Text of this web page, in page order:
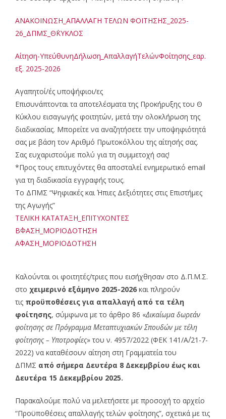
ΑΝΑΚΟΙΝΩΣΗ_ΑΠΑΛΛΑΓΗ ΤΕΛΩΝ ΦΟΙΤΗΣΗΣ_2025-
26_ΔΠΜΣ_Θ΄ΚΥΚΛΟΣ
Αίτηση-ΥπεύθυνηΔήλωση_ΑπαλλαγήΤελώνΦοίτησης_εαρ.
εξ. 2025-2026
Αγαπητοί/ές υποψήφιοι/ες
Επισυνάπτονται τα αποτελέσματα της Προκήρυξης του Θ
Κύκλου εισαγωγής φοιτητών, μετά την ολοκλήρωση της
διαδικασίας. Μπορείτε να αναζητήσετε την υποψηφιότητά
σας με βάση τον Αριθμό Πρωτοκόλλου της αίτησής σας.
Σας ευχαριστούμε πολύ για τη συμμετοχή σας!
*Προς τους επιτυχόντες θα αποσταλεί ενημερωτικό email
για τη διαδικασία εγγραφής τους.
Το ΔΠΜΣ “Ψηφιακές και Ήπιες Δεξιότητες στις Επιστήμες
της Αγωγής”
ΤΕΛΙΚΗ ΚΑΤΑΤΑΞΗ_ΕΠΙΤΥΧΟΝΤΕΣ
Β΄ΦΑΣΗ_ΜΟΡΙΟΔΟΤΗΣΗ
Α΄ΦΑΣΗ_ΜΟΡΙΟΔΟΤΗΣΗ
Καλούνται οι φοιτητές/τριες που εισήχθησαν στο Δ.Π.Μ.Σ.
στο χειμερινό εξάμηνο 2025-2026 και πληρούν
τις προϋποθέσεις για απαλλαγή από τα τέλη
φοίτησης, σύμφωνα με το άρθρο 86 «Δικαίωμα δωρεάν
φοίτησης σε Πρόγραμμα Μεταπτυχιακών Σπουδών με τέλη
φοίτησης – Υποτροφίες» του ν. 4957/2022 (ΦΕΚ 141/Α΄/21-7-
2022) να καταθέσουν αίτηση στη Γραμματεία του
ΔΠΜΣ από σήμερα Δευτέρα 8 Δεκεμβρίου έως και
Δευτέρα 15 Δεκεμβρίου 2025.
Παρακαλούμε πολύ να μελετήσετε με προσοχή το αρχείο
“Προϋποθέσεις απαλλαγής τελών φοίτησης”, σχετικά με τις